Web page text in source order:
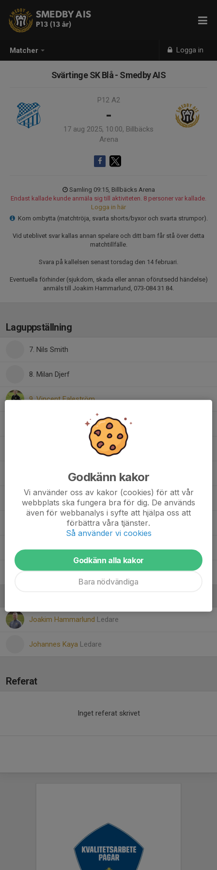
Matcher Logga in
SMEDBY AIS
P13 (13 år)
Svärtinge SK Blå - Smedby AIS
P12 A2
-
17 aug 2025, 10:00, Billbäcks
Arena
Samling 09:15, Billbäcks Arena
Endast kallade kunde anmäla sig till aktiviteten. 8 personer var kallade.
Logga in här
Kom ombytta (matchtröja, svarta shorts/byxor och svarta strumpor).
Vid uteblivet svar kallas annan spelare och ditt barn får stå över detta
matchtillfälle.
Svara på kallelsen senast torsdag den 14 februari.
Eventuella förhinder (sjukdom, skada eller annan oförutsedd händelse)
anmäls till Joakim Hammarlund, 073-084 31 84.
Laguppställning
7. Nils Smith
8. Milan Djerf
9. Vincent Faleström
23. Monhing Chan
30. Safwaan Mahamed
35. Sixten Wackenhag
37. Viggo Hammarlund
39. Zubair Mahamed
Joakim Hammarlund Ledare
Johannes Kaya Ledare
Referat
Inget referat skrivet
Godkänn kakor
Vi använder oss av kakor (cookies) för att vår
webbplats ska fungera bra för dig. De används
även för webbanalys i syfte att hjälpa oss att
förbättra våra tjänster.
Så använder vi cookies
Godkänn alla kakor
Bara nödvändiga